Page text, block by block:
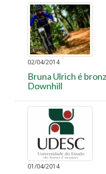
02/04/2014
Bruna Ulrich é
Downhill
01/04/2014